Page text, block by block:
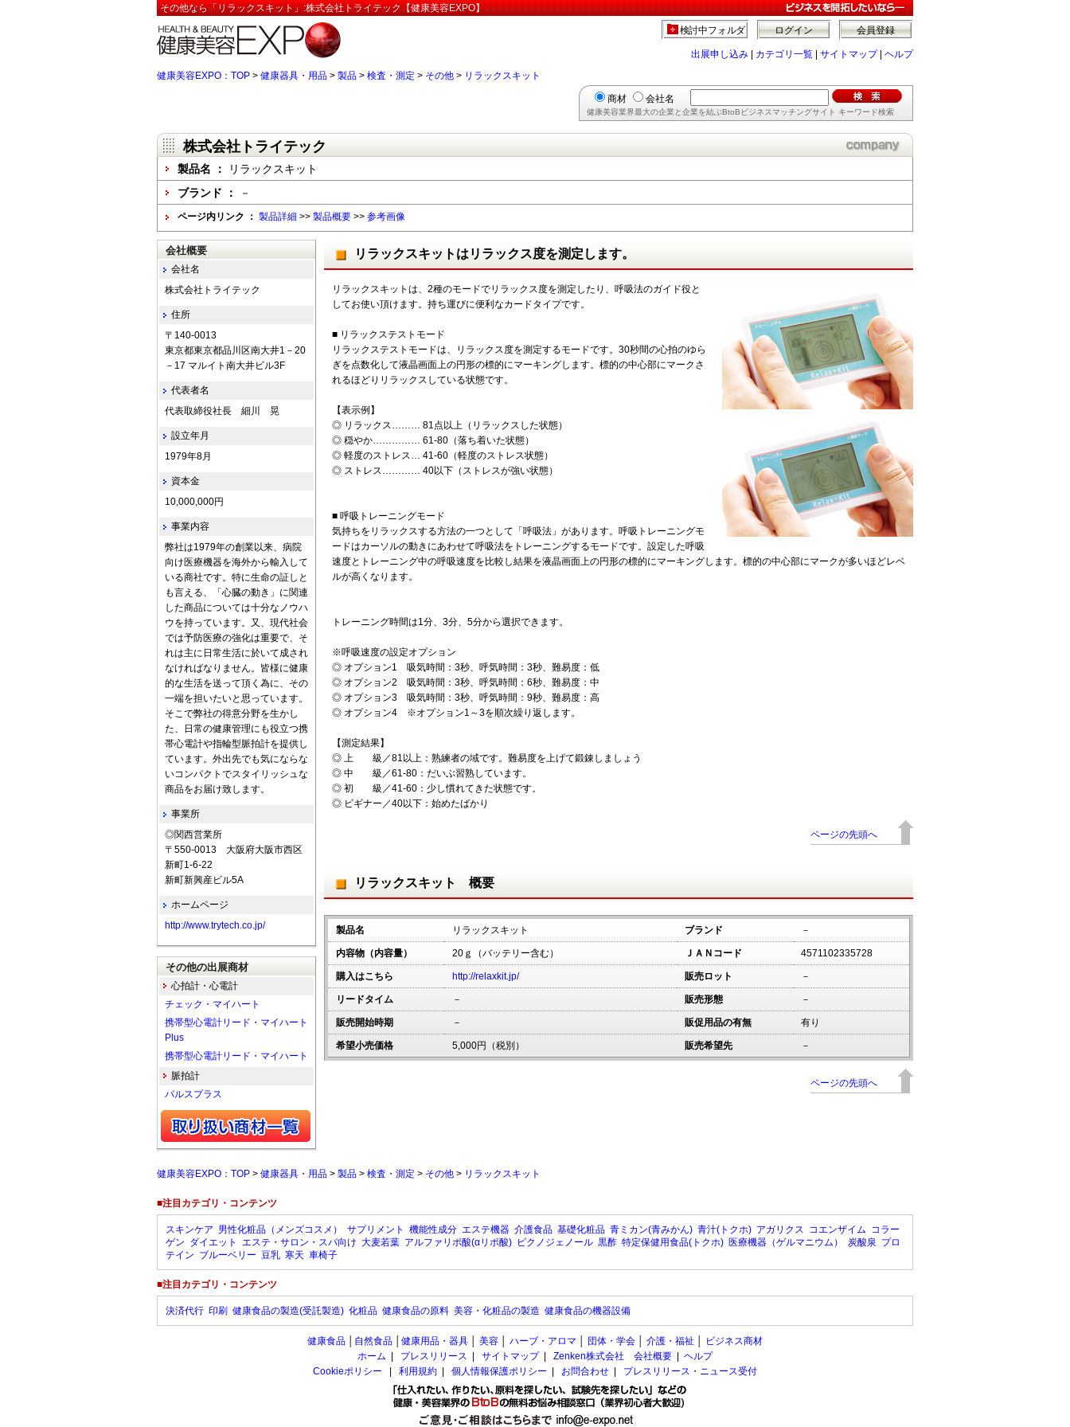
その他なら「リラックスキット」:株式会社トライテック【健康美容EXPO】
会員登録
ログイン
検討中フォルダ
出展申し込み カテゴリ一覧 サイトマップ| ヘルプ
健康美容EXPO：TOP > 健康器具・用品 > 製品 > 検査・測定 > その他 > リラックスキット
商材 会社名
健康美容業界最大の企業と企業を結ぶBtoBビジネスマッチングサイト キーワード検索
株式会社トライテック
製品名 ：
リラックスキット
ブランド ：
－
ページ内リンク ： 製品詳細 >> 製品概要 >> 参考画像
リラックスキットはリラックス度を測定します。
リラックスキットは、2種のモードでリラックス度を測定したり、呼吸法のガイド役と
してお使い頂けます。持ち運びに便利なカードタイプです。
■ リラックステストモード
リラックステストモードは、リラックス度を測定するモードです。30秒間の心拍のゆら
ぎを点数化して液晶画面上の円形の標的にマーキングします。標的の中心部にマークさ
れるほどりリラックスしている状態です。
【表示例】
◎ リラックス……… 81点以上（リラックスした状態）
◎ 穏やか…………… 61-80（落ち着いた状態）
◎ 軽度のストレス… 41-60（軽度のストレス状態）
◎ ストレス………… 40以下（ストレスが強い状態）
■ 呼吸トレーニングモード
気持ちをリラックスする方法の一つとして「呼吸法」があります。呼吸トレーニングモ
ードはカーソルの動きにあわせて呼吸法をトレーニングするモードです。設定した呼吸
速度とトレーニング中の呼吸速度を比較し結果を液晶画面上の円形の標的にマーキングします。標的の中心部にマークが多いほどレベ
ルが高くなります。
トレーニング時間は1分、3分、5分から選択できます。
※呼吸速度の設定オプション
◎ オプション1 吸気時間：3秒、呼気時間：3秒、難易度：低
◎ オプション2 吸気時間：3秒、呼気時間：6秒、難易度：中
◎ オプション3 吸気時間：3秒、呼気時間：9秒、難易度：高
◎ オプション4 ※オプション1～3を順次繰り返します。
【測定結果】
◎ 上 級／81以上：熟練者の域です。難易度を上げて鍛錬しましょう
◎ 中 級／61-80：だいぶ習熟しています。
◎ 初 級／41-60：少し慣れてきた状態です。
◎ ビギナー／40以下：始めたばかり
ページの先頭へ
リラックスキット 概要
製品名 リラックスキット ブランド －
内容物（内容量） 20ｇ（バッテリー含む） ＪＡＮコード 4571102335728
購入はこちら http://relaxkit.jp/ 販売ロット －
リードタイム － 販売形態 －
販売開始時期 － 販促用品の有無 有り
希望小売価格 5,000円（税別） 販売希望先 －
ページの先頭へ
会社概要
会社名
株式会社トライテック
住所
〒140-0013
東京都東京都品川区南大井1－20
－17 マルイト南大井ビル3F
代表者名
代表取締役社長 細川 晃
設立年月
1979年8月
資本金
10,000,000円
事業内容
弊社は1979年の創業以来、病院
向け医療機器を海外から輸入して
いる商社です。特に生命の証しと
も言える、「心臓の動き」に関連
した商品については十分なノウハ
ウを持っています。又、現代社会
では予防医療の強化は重要で、そ
れは主に日常生活に於いて成され
なければなりません。皆様に健康
的な生活を送って頂く為に、その
一端を担いたいと思っています。
そこで弊社の得意分野を生かし
た、日常の健康管理にも役立つ携
帯心電計や指輪型脈拍計を提供し
ています。外出先でも気にならな
いコンパクトでスタイリッシュな
商品をお届け致します。
事業所
◎関西営業所
〒550-0013 大阪府大阪市西区
新町1-6-22
新町新興産ビル5A
ホームページ
http://www.trytech.co.jp/
その他の出展商材
心拍計・心電計
チェック・マイハート
携帯型心電計リード・マイハート
Plus
携帯型心電計リード・マイハート
脈拍計
パルスプラス
健康美容EXPO：TOP > 健康器具・用品 > 製品 > 検査・測定 > その他 > リラックスキット
■注目カテゴリ・コンテンツ
スキンケア 男性化粧品（メンズコスメ） サプリメント 機能性成分 エステ機器 介護食品 基礎化粧品 青ミカン(青みかん) 青汁(トクホ) アガリクス コエンザイム コラー
ゲン ダイエット エステ・サロン・スパ向け 大麦若葉 アルファリポ酸(αリポ酸) ピクノジェノール 黒酢 特定保健用食品(トクホ) 医療機器（ゲルマニウム） 炭酸泉 プロ
テイン ブルーベリー 豆乳 寒天 車椅子
■注目カテゴリ・コンテンツ
決済代行 印刷 健康食品の製造(受託製造) 化粧品 健康食品の原料 美容・化粧品の製造 健康食品の機器設備
健康食品 自然食品 健康用品・器具 美容 ハーブ・アロマ 団体・学会 介護・福祉
ビジネス商材
ホーム
プレスリリース サイトマップ| Zenken株式会社 会社概要
ヘルプ
Cookieポリシー
利用規約 個人情報保護ポリシー お問合わせ プレスリリース・ニュース受付